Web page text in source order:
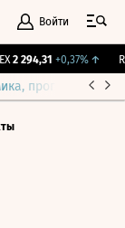
Войти
2 294,31 +0,37%↑
прогнозы